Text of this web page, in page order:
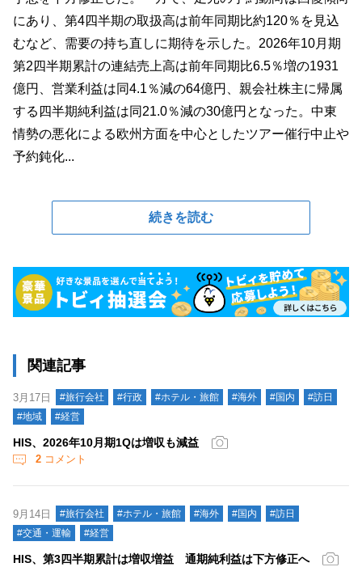
にあり、第4四半期の取扱高は前年同期比約120％を見込
むなど、需要の持ち直しに期待を示した。2026年10月期
第2四半期累計の連結売上高は前年同期比6.5％増の1931
億円、営業利益は同4.1％減の64億円、親会社株主に帰属
する四半期純利益は同21.0％減の30億円となった。中東
情勢の悪化による欧州方面を中心としたツアー催行中止や
予約鈍化...
続きを読む
関連記事
3月17日 #旅行会社 #行政 #ホテル・旅館 #海外 #国内
#訪日
#地域
#経営
HIS、2026年10月期1Qは増収も減益
2 コメント
9月14日 #旅行会社 #ホテル・旅館 #海外 #国内
#訪日
#交通・運輸
#経営
HIS、第3四半期累計は増収増益 通期純利益は下方修正へ